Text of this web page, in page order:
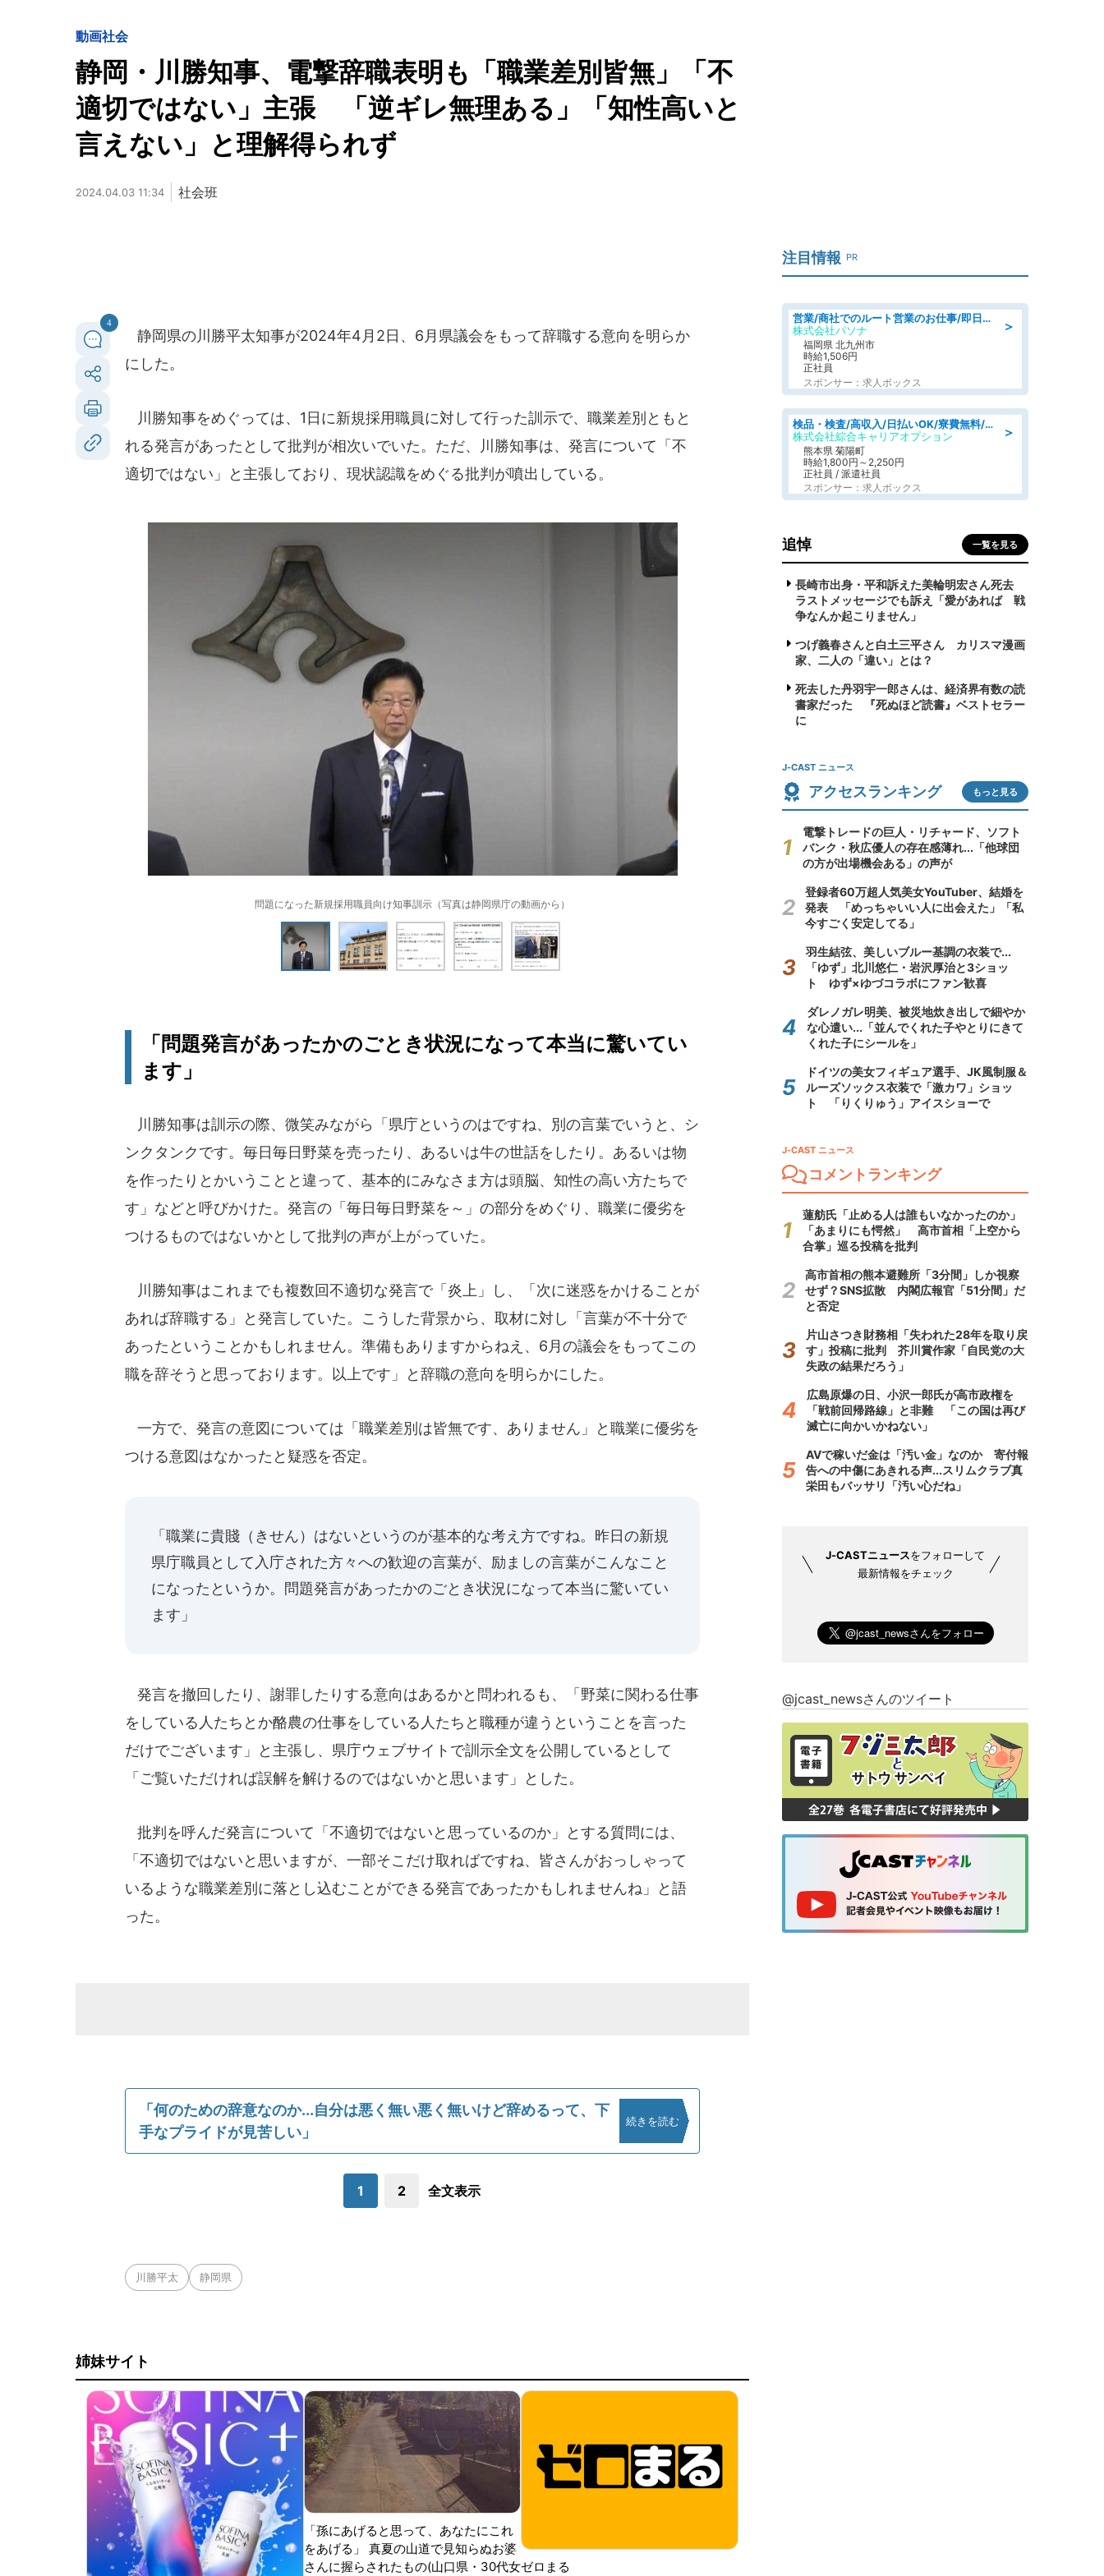
動画社会
静岡・川勝知事、電撃辞職表明も「職業差別皆無」「不
適切ではない」主張 「逆ギレ無理ある」「知性高いと
言えない」と理解得られず
2024.04.03 11:34 社会班
4
静岡県の川勝平太知事が2024年4月2日、6月県議会をもって辞職する意向を明らか
にした。
川勝知事をめぐっては、1日に新規採用職員に対して行った訓示で、職業差別ともと
れる発言があったとして批判が相次いでいた。ただ、川勝知事は、発言について「不
適切ではない」と主張しており、現状認識をめぐる批判が噴出している。
問題になった新規採用職員向け知事訓示（写真は静岡県庁の動画から）
「問題発言があったかのごとき状況になって本当に驚いてい
ます」
川勝知事は訓示の際、微笑みながら「県庁というのはですね、別の言葉でいうと、シ
ンクタンクです。毎日毎日野菜を売ったり、あるいは牛の世話をしたり。あるいは物
を作ったりとかいうことと違って、基本的にみなさま方は頭脳、知性の高い方たちで
す」などと呼びかけた。発言の「毎日毎日野菜を～」の部分をめぐり、職業に優劣を
つけるものではないかとして批判の声が上がっていた。
川勝知事はこれまでも複数回不適切な発言で「炎上」し、「次に迷惑をかけることが
あれば辞職する」と発言していた。こうした背景から、取材に対し「言葉が不十分で
あったということかもしれません。準備もありますからねえ、6月の議会をもってこの
職を辞そうと思っております。以上です」と辞職の意向を明らかにした。
一方で、発言の意図については「職業差別は皆無です、ありません」と職業に優劣を
つける意図はなかったと疑惑を否定。
「職業に貴賤（きせん）はないというのが基本的な考え方ですね。昨日の新規
県庁職員として入庁された方々への歓迎の言葉が、励ましの言葉がこんなこと
になったというか。問題発言があったかのごとき状況になって本当に驚いてい
ます」
発言を撤回したり、謝罪したりする意向はあるかと問われるも、「野菜に関わる仕事
をしている人たちとか酪農の仕事をしている人たちと職種が違うということを言った
だけでございます」と主張し、県庁ウェブサイトで訓示全文を公開しているとして
「ご覧いただければ誤解を解けるのではないかと思います」とした。
批判を呼んだ発言について「不適切ではないと思っているのか」とする質問には、
「不適切ではないと思いますが、一部そこだけ取ればですね、皆さんがおっしゃって
いるような職業差別に落とし込むことができる発言であったかもしれませんね」と語
った。
「何のための辞意なのか...自分は悪く無い悪く無いけど辞めるって、下
手なプライドが見苦しい」
続きを読む
1 2 全文表示
川勝平太 静岡県
姉妹サイト
「孫にあげると思って、あなたにこれ
をあげる」 真夏の山道で見知らぬお婆
さんに握らされたもの(山口県・30代女ゼロまる
注目情報 PR
＞
営業/商社でのルート営業のお仕事/即日勤務可/車通勤可/営業
株式会社パソナ
福岡県 北九州市
時給1,506円
正社員
スポンサー：求人ボックス
＞
検品・検査/高収入/日払いOK/寮費無料/日勤/20・30・40代活躍中
株式会社綜合キャリアオプション
熊本県 菊陽町
時給1,800円～2,250円
正社員 / 派遣社員
スポンサー：求人ボックス
追悼 一覧を見る
長崎市出身・平和訴えた美輪明宏さん死去
ラストメッセージでも訴え「愛があれば 戦
争なんか起こりません」
つげ義春さんと白土三平さん カリスマ漫画
家、二人の「違い」とは？
死去した丹羽宇一郎さんは、経済界有数の読
書家だった 『死ぬほど読書』ベストセラー
に
J-CAST ニュース
アクセスランキング もっと見る
電撃トレードの巨人・リチャード、ソフト
バンク・秋広優人の存在感薄れ...「他球団
の方が出場機会ある」の声が
登録者60万超人気美女YouTuber、結婚を
発表 「めっちゃいい人に出会えた」「私
今すごく安定してる」
羽生結弦、美しいブルー基調の衣装で...
「ゆず」北川悠仁・岩沢厚治と3ショッ
ト ゆず×ゆづコラボにファン歓喜
ダレノガレ明美、被災地炊き出しで細やか
な心遣い...「並んでくれた子やとりにきて
くれた子にシールを」
ドイツの美女フィギュア選手、JK風制服＆
ルーズソックス衣装で「激カワ」ショッ
ト 「りくりゅう」アイスショーで
J-CAST ニュース
コメントランキング
蓮舫氏「止める人は誰もいなかったのか」
「あまりにも愕然」 高市首相「上空から
合掌」巡る投稿を批判
高市首相の熊本避難所「3分間」しか視察
せず？SNS拡散 内閣広報官「51分間」だ
と否定
片山さつき財務相「失われた28年を取り戻
す」投稿に批判 芥川賞作家「自民党の大
失政の結果だろう」
広島原爆の日、小沢一郎氏が高市政権を
「戦前回帰路線」と非難 「この国は再び
滅亡に向かいかねない」
AVで稼いだ金は「汚い金」なのか 寄付報
告への中傷にあきれる声...スリムクラブ真
栄田もバッサリ「汚い心だね」
J-CASTニュースをフォローして
最新情報をチェック
@jcast_newsさんのツイート